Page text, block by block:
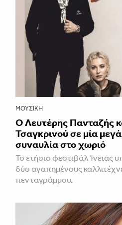
ΜΟΥΣΙΚΉ
Ο Λευτέρης Πανταζής
Τσαγκρινού σε μία
συναυλία στο χωριό
Το ετήσιο φεστιβάλ Ίνειας
δύο αγαπημένους
πενταγράμμου.